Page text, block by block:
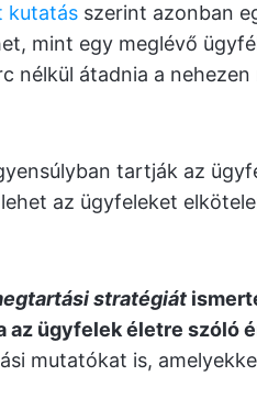
kutatás szerint azonban
mint egy meglévő
nélkül átadnia a
tartják az
az ügyfeleket
stratégiát
az ügyfelek életre szóló
mutatókat is,